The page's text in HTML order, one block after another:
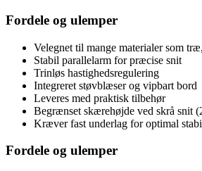
Fordele og ulemper
Velegnet til mange materialer som
Stabil parallelarm for præcise snit
Trinløs hastighedsregulering
Integreret støvblæser og vipbart bord
Leveres med praktisk tilbehør
Begrænset skærehøjde ved skrå snit
Kræver fast underlag for optimal
Fordele og ulemper